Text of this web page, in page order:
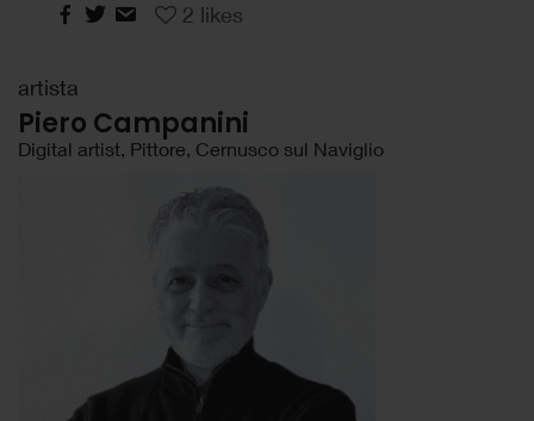
2 likes
artista
Piero Campanini
Digital artist, Pittore, Cernusco sul Naviglio